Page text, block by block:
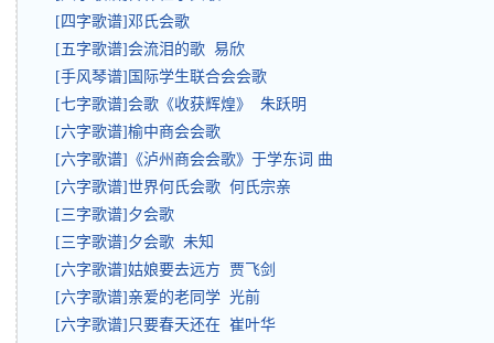
[四字歌谱]邓氏会歌
[五字歌谱]会流泪的歌 易欣
[手风琴谱]国际学生联合会会歌
[七字歌谱]会歌《收获辉煌》 朱跃明
[六字歌谱]榆中商会会歌
[六字歌谱]《泸州商会会歌》于学东词 曲
[六字歌谱]世界何氏会歌 何氏宗亲
[三字歌谱]夕会歌
[三字歌谱]夕会歌 未知
[六字歌谱]姑娘要去远方 贾飞剑
[六字歌谱]亲爱的老同学 光前
[六字歌谱]只要春天还在 崔叶华